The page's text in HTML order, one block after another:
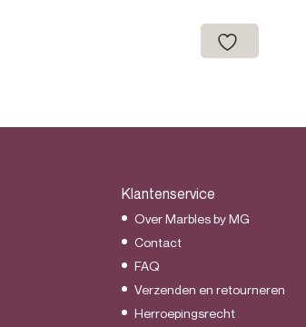
€61.95
Klantenservice
Over Marbles by MG
Contact
FAQ
Verzenden en retourneren
Herroepingsrecht